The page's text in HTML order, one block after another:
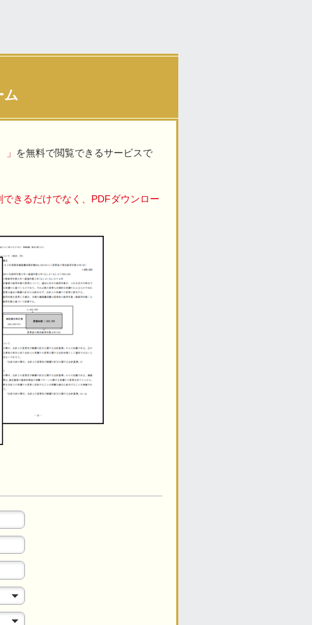
ム
を無料で閲覧できるサービスで
きるだけでなく、PDFダウンロー